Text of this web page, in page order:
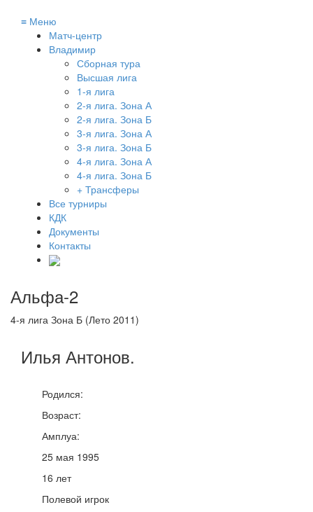
≡ Меню
Матч-центр
Владимир
Сборная тура
Высшая лига
1-я лига
2-я лига. Зона А
2-я лига. Зона Б
3-я лига. Зона А
3-я лига. Зона Б
4-я лига. Зона А
4-я лига. Зона Б
+ Трансферы
Все турниры
КДК
Документы
Контакты
Альфа-2
4-я лига Зона Б (Лето 2011)
Илья Антонов.
Родился:
Возраст:
Амплуа:
25 мая 1995
16 лет
Полевой игрок